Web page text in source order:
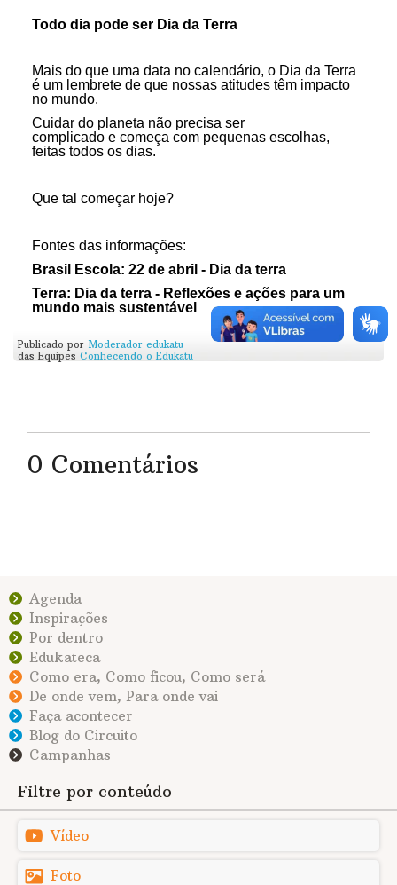
Todo dia pode ser Dia da Terra
Mais do que uma data no calendário, o Dia da Terra
é um lembrete de que nossas atitudes têm impacto
no mundo.
Cuidar do planeta não precisa ser
complicado e começa com pequenas escolhas,
feitas todos os dias.
Que tal começar hoje?
Fontes das informações:
Brasil Escola: 22 de abril - Dia da terra
Terra: Dia da terra - Reflexões e ações para um
mundo mais sustentável
Publicado por Moderador edukatu
das Equipes Conhecendo o Edukatu
0 Comentários
Agenda
Inspirações
Por dentro
Edukateca
Como era, Como ficou, Como será
De onde vem, Para onde vai
Faça acontecer
Blog do Circuito
Campanhas
Filtre por conteúdo
Vídeo
Foto